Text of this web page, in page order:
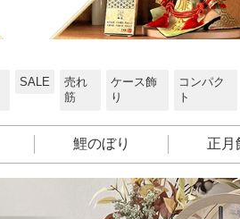
SALE
売れ
筋
ケース飾
り
コンパク
ト
鯉のぼり 正月